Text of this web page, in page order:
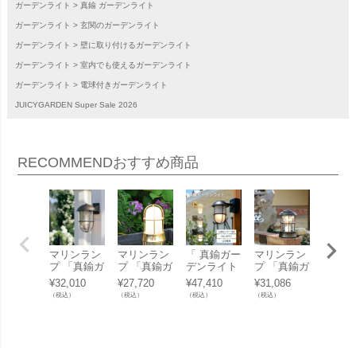
ガーデンライト 真鍮 ガーデンライト
ガーデンライト 玄関のガーデンライト
ガーデンライト 壁に取り付けるガーデンライト
ガーデンライト 室内でも使えるガーデンライト
ガーデンライト 電球付きガーデンライト
JUICYGARDEN Super Sale 2026
RECOMMENDおすすめ商品
マリンラン
プ 「真鍮ガ
ーデンライ
ト BR5000
クリアガラ
¥32,010
（税込）
マリンラン
プ 「真鍮ガ
ーデンライ
ト BH1000
くもりガラ
¥27,720
（税込）
「 真鍮ガー
デンライト
BR5000 LE
D くもりガ
ラス 人感セ
¥47,410
（税込）
マリンラン
プ 「真鍮ガ
ーデンライ
ト BH1012
クリアガラ
¥31,086
（税込）
マリ